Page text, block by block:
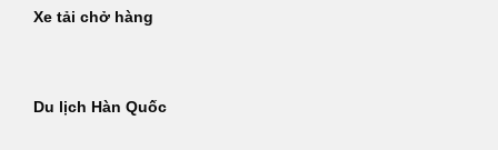
Xe tải chở hàng
Du lịch Hàn Quốc